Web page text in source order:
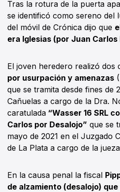
Tras la rotura de la puerta
se identificó como sereno del
del móvil de Crónica dijo que
era Iglesias (por Juan Carlos
El joven heredero realizó dos
por usurpación y amenazas
que se tramita desde fines de
Cañuelas a cargo de la Dra.
caratulada “Wasser 16 SRL
Carlos por Desalojo” que se
mayo de 2021 en el Juzgado
de La Plata a cargo de la
En la causa penal la fiscal
de alzamiento (desalojo)